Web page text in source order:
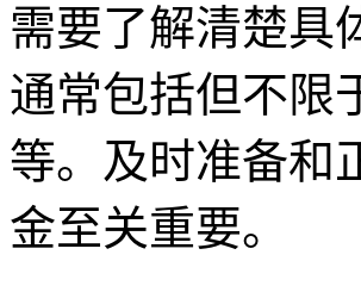
需要了解清楚具
通常包括但不限
等。及时准备和
金至关重要。